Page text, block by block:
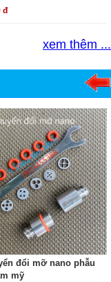
đ
xem thêm ...
đổi mỡ nano phẫu
mỹ